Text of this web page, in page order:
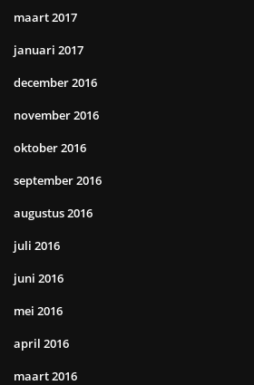
maart 2017
januari 2017
december 2016
november 2016
oktober 2016
september 2016
augustus 2016
juli 2016
juni 2016
mei 2016
april 2016
maart 2016